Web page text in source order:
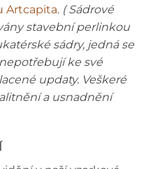
Artcapita. ( Sádrové
stavební perlinkou
sádry, jedná se
ke své
updaty. Veškeré
a usnadnění